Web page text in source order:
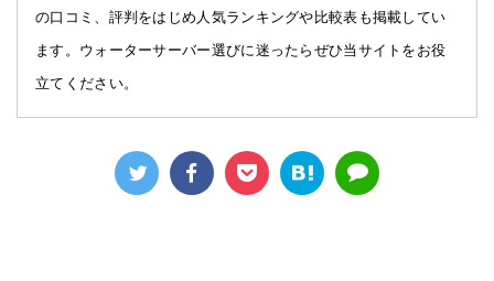
の口コミ、評判をはじめ人気ランキングや比較表も掲載してい
ます。ウォーターサーバー選びに迷ったらぜひ当サイトをお役
立てください。